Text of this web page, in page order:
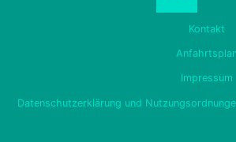
Kontakt
Impressum
Datenschutzerklärung und
Back
to
Top